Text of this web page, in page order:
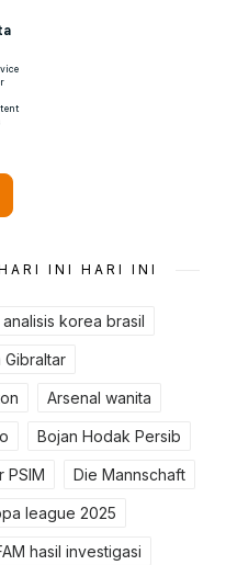
INI HARI INI
analisis korea brasil
Gibraltar
Arsenal wanita
Bojan Hodak Persib
PSIM Die Mannschaft
league 2025
hasil investigasi